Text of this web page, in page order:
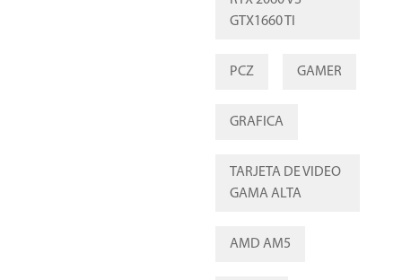
GTX1660 TI
PCZ GAMER
GRAFICA
TARJETA DE VIDEO
GAMA ALTA
AMD AM5